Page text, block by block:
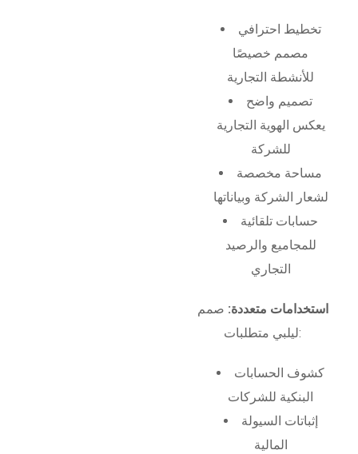
تخطيط احترافي
مصمم خصيصًا
للأنشطة التجارية
تصميم واضح
يعكس الهوية التجارية
للشركة
مساحة مخصصة
لشعار الشركة وبياناتها
حسابات تلقائية
للمجاميع والرصيد
التجاري
استخدامات متعددة: صمم
ليلبي متطلبات:
كشوف الحسابات
البنكية للشركات
إثباتات السيولة
المالية